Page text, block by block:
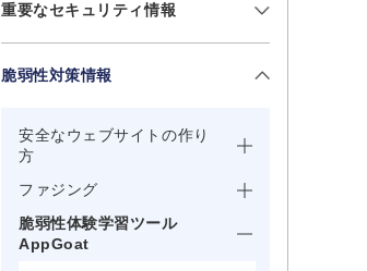
重要なセキュリティ情報
脆弱性対策情報
安全なウェブサイトの作り
方
ファジング
脆弱性体験学習ツール
AppGoat